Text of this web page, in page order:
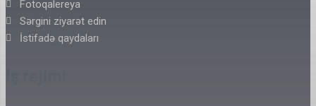
Fotoqalereya
Sərgini ziyarət edin
İstifadə qaydaları